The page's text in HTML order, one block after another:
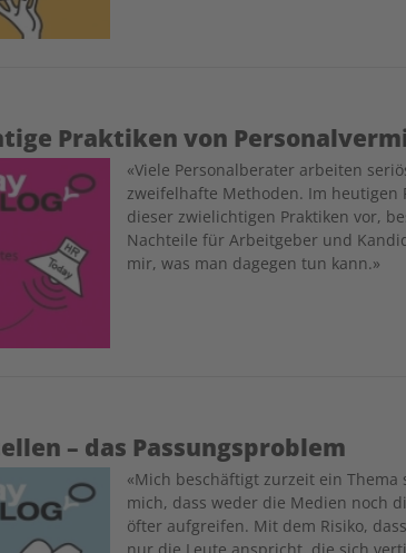
Praktiken von
«Viele Personalberater arbeiten
zweifelhafte Methoden. Im heutigen
dieser zwielichtigen Praktiken vor,
Nachteile für Arbeitgeber und
mir, was man dagegen tun kann.»
– das Passungsproblem
«Mich beschäftigt zurzeit ein
mich, dass weder die Medien noch
öfter aufgreifen. Mit dem Risiko,
nur die Leute anspricht, die sich